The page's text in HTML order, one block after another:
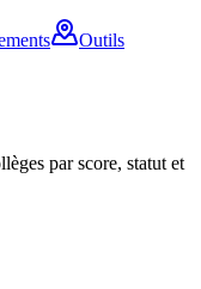
Outils
par score, statut et